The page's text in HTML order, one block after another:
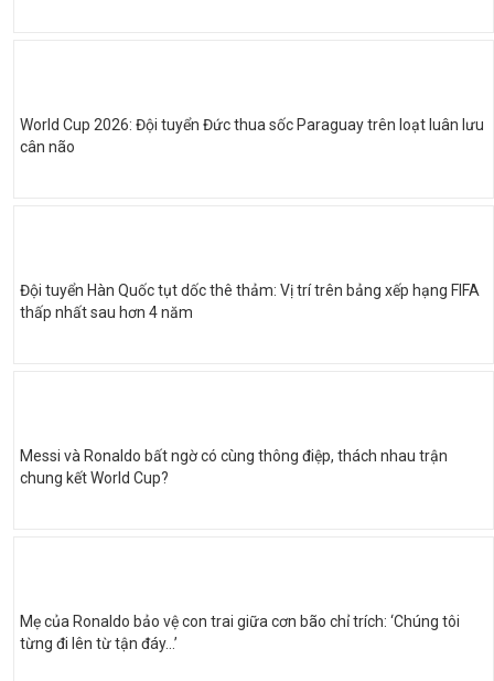
World Cup 2026: Đội tuyển Đức thua sốc Paraguay trên loạt luân lưu
cân não
Đội tuyển Hàn Quốc tụt dốc thê thảm: Vị trí trên bảng xếp hạng FIFA
thấp nhất sau hơn 4 năm
Messi và Ronaldo bất ngờ có cùng thông điệp, thách nhau trận
chung kết World Cup?
Mẹ của Ronaldo bảo vệ con trai giữa cơn bão chỉ trích: ‘Chúng tôi
từng đi lên từ tận đáy…’